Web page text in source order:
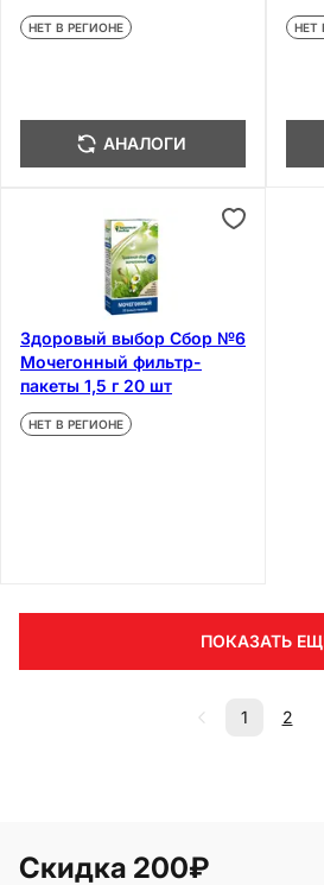
НЕТ В РЕГИОНЕ
АНАЛОГИ
НЕТ
Здоровый выбор Сбор №6
Мочегонный фильтр-
пакеты 1,5 г 20 шт
НЕТ В РЕГИОНЕ
ПОКАЗАТЬ
1 2
Скидка 200₽